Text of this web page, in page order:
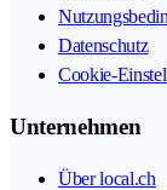
Datenschutz
Cookie-
Unternehmen
Über local.ch